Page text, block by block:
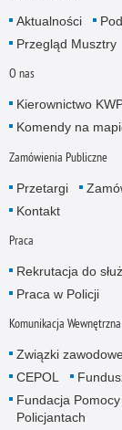
Aktualności
Przegląd Musztry
O nas
Kierownictwo
Komendy na
Zamówienia Publiczne
Przetargi
Kontakt
Praca
Rekrutacja do
Praca w Policji
Komunikacja Wewnętrzna
Związki
CEPOL
Fundacja
Policjantach